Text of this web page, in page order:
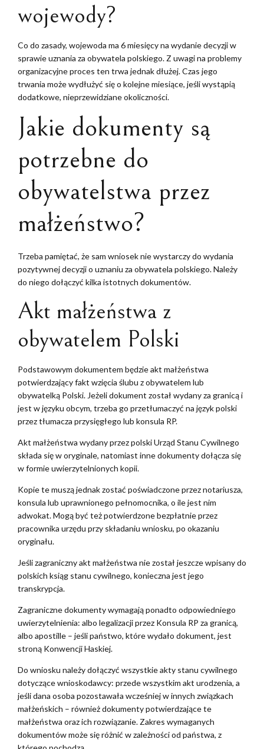
wojewody?
Co do zasady, wojewoda ma 6 miesięcy na wydanie decyzji w
sprawie uznania za obywatela polskiego. Z uwagi na problemy
organizacyjne proces ten trwa jednak dłużej. Czas jego
trwania może wydłużyć się o kolejne miesiące, jeśli wystąpią
dodatkowe, nieprzewidziane okoliczności.
Jakie dokumenty są
potrzebne do
obywatelstwa przez
małżeństwo?
Trzeba pamiętać, że sam wniosek nie wystarczy do wydania
pozytywnej decyzji o uznaniu za obywatela polskiego. Należy
do niego dołączyć kilka istotnych dokumentów.
Akt małżeństwa z
obywatelem Polski
Podstawowym dokumentem będzie akt małżeństwa
potwierdzający fakt wzięcia ślubu z obywatelem lub
obywatelką Polski. Jeżeli dokument został wydany za granicą i
jest w języku obcym, trzeba go przetłumaczyć na język polski
przez tłumacza przysięgłego lub konsula RP.
Akt małżeństwa wydany przez polski Urząd Stanu Cywilnego
składa się w oryginale, natomiast inne dokumenty dołącza się
w formie uwierzytelnionych kopii.
Kopie te muszą jednak zostać poświadczone przez notariusza,
konsula lub uprawnionego pełnomocnika, o ile jest nim
adwokat. Mogą być też potwierdzone bezpłatnie przez
pracownika urzędu przy składaniu wniosku, po okazaniu
oryginału.
Jeśli zagraniczny akt małżeństwa nie został jeszcze wpisany do
polskich ksiąg stanu cywilnego, konieczna jest jego
transkrypcja.
Zagraniczne dokumenty wymagają ponadto odpowiedniego
uwierzytelnienia: albo legalizacji przez Konsula RP za granicą,
albo apostille – jeśli państwo, które wydało dokument, jest
stroną Konwencji Haskiej.
Do wniosku należy dołączyć wszystkie akty stanu cywilnego
dotyczące wnioskodawcy: przede wszystkim akt urodzenia, a
jeśli dana osoba pozostawała wcześniej w innych związkach
małżeńskich – również dokumenty potwierdzające te
małżeństwa oraz ich rozwiązanie. Zakres wymaganych
dokumentów może się różnić w zależności od państwa, z